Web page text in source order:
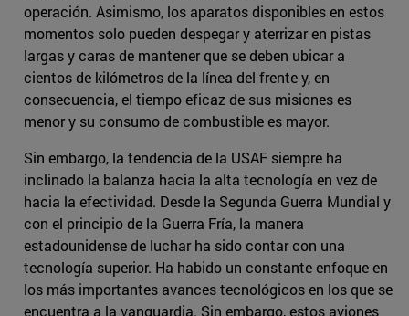
operación. Asimismo, los aparatos disponibles en estos
momentos solo pueden despegar y aterrizar en pistas
largas y caras de mantener que se deben ubicar a
cientos de kilómetros de la línea del frente y, en
consecuencia, el tiempo eficaz de sus misiones es
menor y su consumo de combustible es mayor.
Sin embargo, la tendencia de la USAF siempre ha
inclinado la balanza hacia la alta tecnología en vez de
hacia la efectividad. Desde la Segunda Guerra Mundial y
con el principio de la Guerra Fría, la manera
estadounidense de luchar ha sido contar con una
tecnología superior. Ha habido un constante enfoque en
los más importantes avances tecnológicos en los que se
encuentra a la vanguardia. Sin embargo, estos aviones